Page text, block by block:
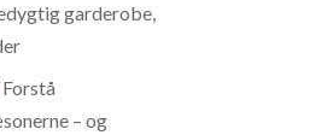
garderobe,
Forstå
– og